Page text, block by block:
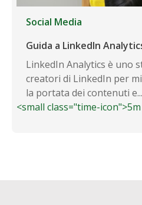
Social Media
Guida a LinkedIn
LinkedIn Analytics è uno
creatori di LinkedIn per
la portata dei contenuti e...
<small class="time-